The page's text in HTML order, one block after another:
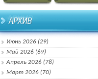
Июнь 2026 (29)
Май 2026 (69)
Апрель 2026 (78)
Март 2026 (70)